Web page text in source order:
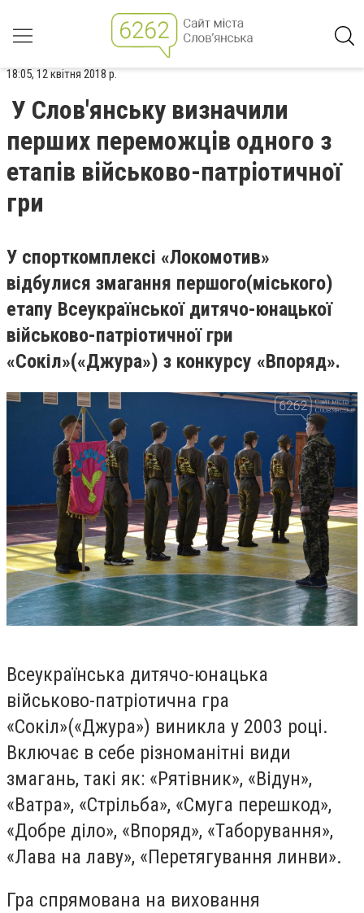
18:05, 12 квітня 2018 р.
У Слов'янську визначили
перших переможців одного з
етапів військово-патріотичної
гри
У спорткомплексі «Локомотив»
відбулися змагання першого(міського)
етапу Всеукраїнської дитячо-юнацької
військово-патріотичної гри
«Сокіл»(«Джура») з конкурсу «Впоряд».
Всеукраїнська дитячо-юнацька
військово-патріотична гра
«Сокіл»(«Джура») виникла у 2003 році.
Включає в себе різноманітні види
змагань, такі як: «Рятівник», «Відун»,
«Ватра», «Стрільба», «Смуга перешкод»,
«Добре діло», «Впоряд», «Таборування»,
«Лава на лаву», «Перетягування линви».
Гра спрямована на виховання